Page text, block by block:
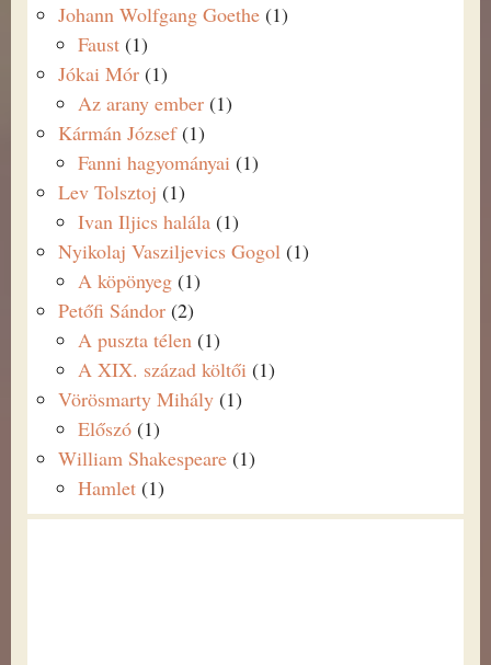
Johann Wolfgang Goethe (1)
Faust (1)
Jókai Mór (1)
Az arany ember (1)
Kármán József(1)
Fanni hagyományai (1)
Lev Tolsztoj (1)
Ivan Iljics halála (1)
Nyikolaj Vasziljevics Gogol (1)
A köpönyeg (1)
Petőfi Sándor (2)
A puszta télen (1)
A XIX. század költői (1)
Vörösmarty Mihály (1)
Előszó (1)
William Shakespeare (1)
Hamlet (1)